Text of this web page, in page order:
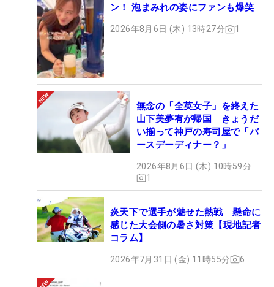
ン！ 泡まみれの姿にファンも爆笑
2026年8月6日 (木) 13時27分 1
無念の「全英女子」を終えた
山下美夢有が帰国 きょうだ
い揃って神戸の寿司屋で「バ
ースデーディナー？」
2026年8月6日 (木) 10時59分
1
炎天下で選手が魅せた熱戦 懸命に
感じた大会側の暑さ対策【現地記者
コラム】
2026年7月31日 (金) 11時55分 6